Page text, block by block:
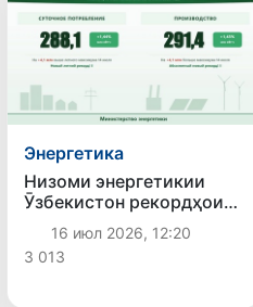
Энергетика
Низоми энергетикии
Ӯзбекистон рекордҳои
нав гузошт: истеъмол ва
истеҳсоли неруи барқ ба
ҳадди бесобиқа расид
16 июл 2026, 12:20
3 013